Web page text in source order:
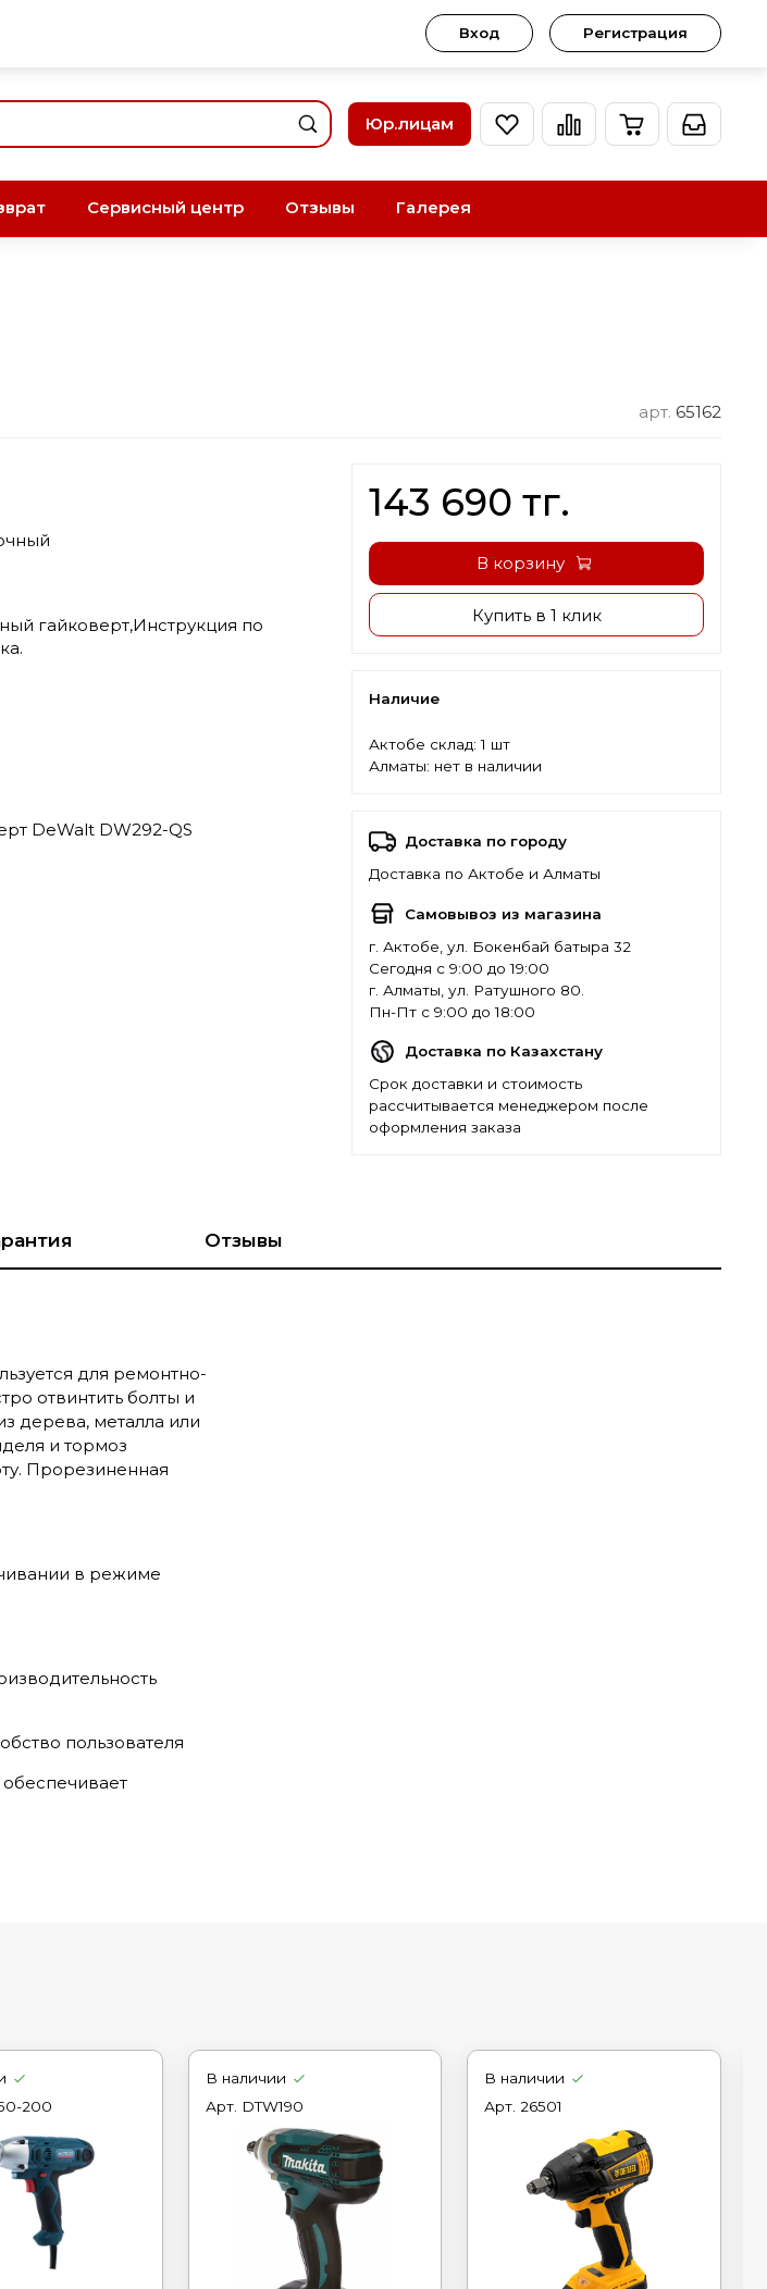
Вход Регистрация
Юр.лицам
Сервисный центр Отзывы Галерея
арт. 65162
гайковерт,Инструкция по
DeWalt DW292-QS
143 690 тг.
В корзину
Купить в 1 клик
Наличие
Актобе склад:1 шт
Алматы: нет в наличии
Доставка по городу
Доставка по Актобе и Алматы
Самовывоз из магазина
г. Актобе, ул. Бокенбай батыра 32
Сегодня с 9:00 до 19:00
г. Алматы, ул. Ратушного 80.
Пн-Пт с 9:00 до 18:00
Доставка по Казахстану
Срок доставки и стоимость
рассчитывается менеджером после
оформления заказа
Отзывы
для ремонтно-
отвинтить болты и
дерева, металла или
и тормоз
Прорезиненная
в режиме
пользователя
200
В наличии
Арт. DTW190
В наличии
Арт. 26501